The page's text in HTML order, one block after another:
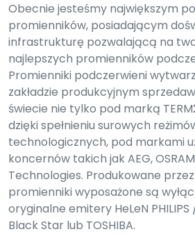
Obecnie jesteśmy największym
promienników, posiadającym
infrastrukturę pozwalającą na
najlepszych promienników
Promienniki podczerwieni
zakładzie produkcyjnym
świecie nie tylko pod marką
dzięki spełnieniu surowych
technologicznych, pod markami
koncernów takich jak AEG,
Technologies. Produkowane
promienniki wyposażone są
oryginalne emitery HeLeN
Black Star lub TOSHIBA.